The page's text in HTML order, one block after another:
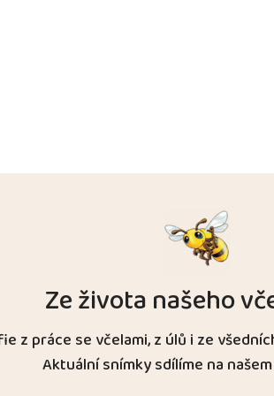
Ze života našeho
z práce se včelami, z úlů i ze
Aktuální snímky sdílíme na našem